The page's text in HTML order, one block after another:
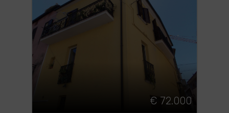
€ 72.000